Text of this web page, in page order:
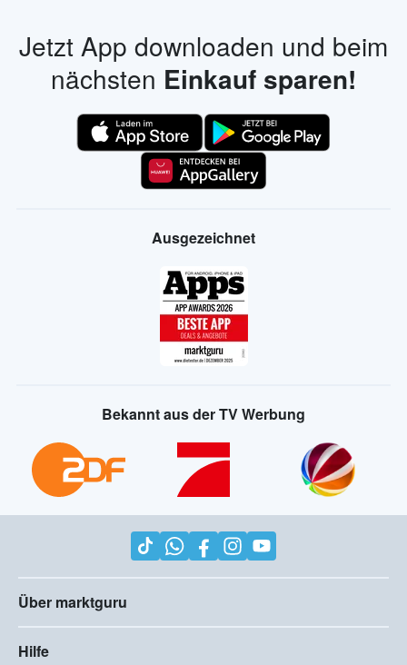
Jetzt App downloaden und beim
nächsten Einkauf sparen!
Ausgezeichnet
Bekannt aus der TV Werbung
Über marktguru
Hilfe